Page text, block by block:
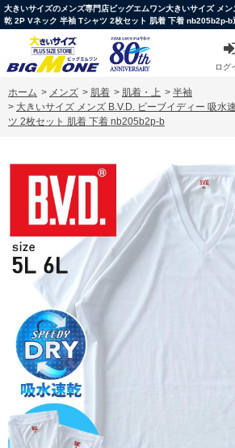
大きいサイズのメンズ専門店ビッグエムワン大きいサイズ メ
乾 2P Vネック 半袖 Tシャツ 2枚セット 肌着 下着 nb205b2p-b
ログ
ホーム > メンズ > 肌着 > 肌着・上 > 半袖
> 大きいサイズ メンズ B.V.D. ビーブイディー 吸水
ツ 2枚セット 肌着 下着 nb205b2p-b